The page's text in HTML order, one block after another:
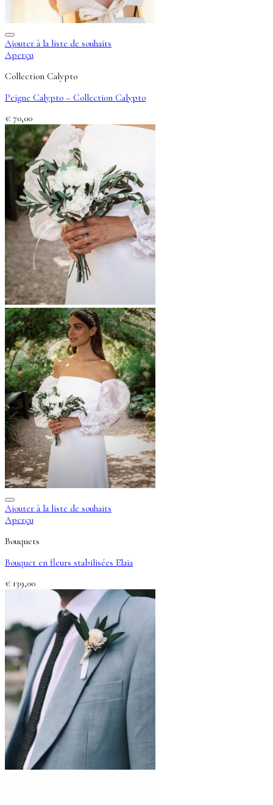
Ajouter à la liste de souhaits
Aperçu
Collection Calypto
Peigne Calypto – Collection Calypto
€ 70,00
Ajouter à la liste de souhaits
Aperçu
Bouquets
Bouquet en fleurs stabilisées Elaia
€ 139,00